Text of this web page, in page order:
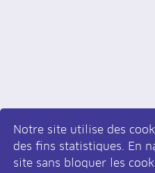
Notre site utilise des
des fins statistiques. En
site sans bloquer les